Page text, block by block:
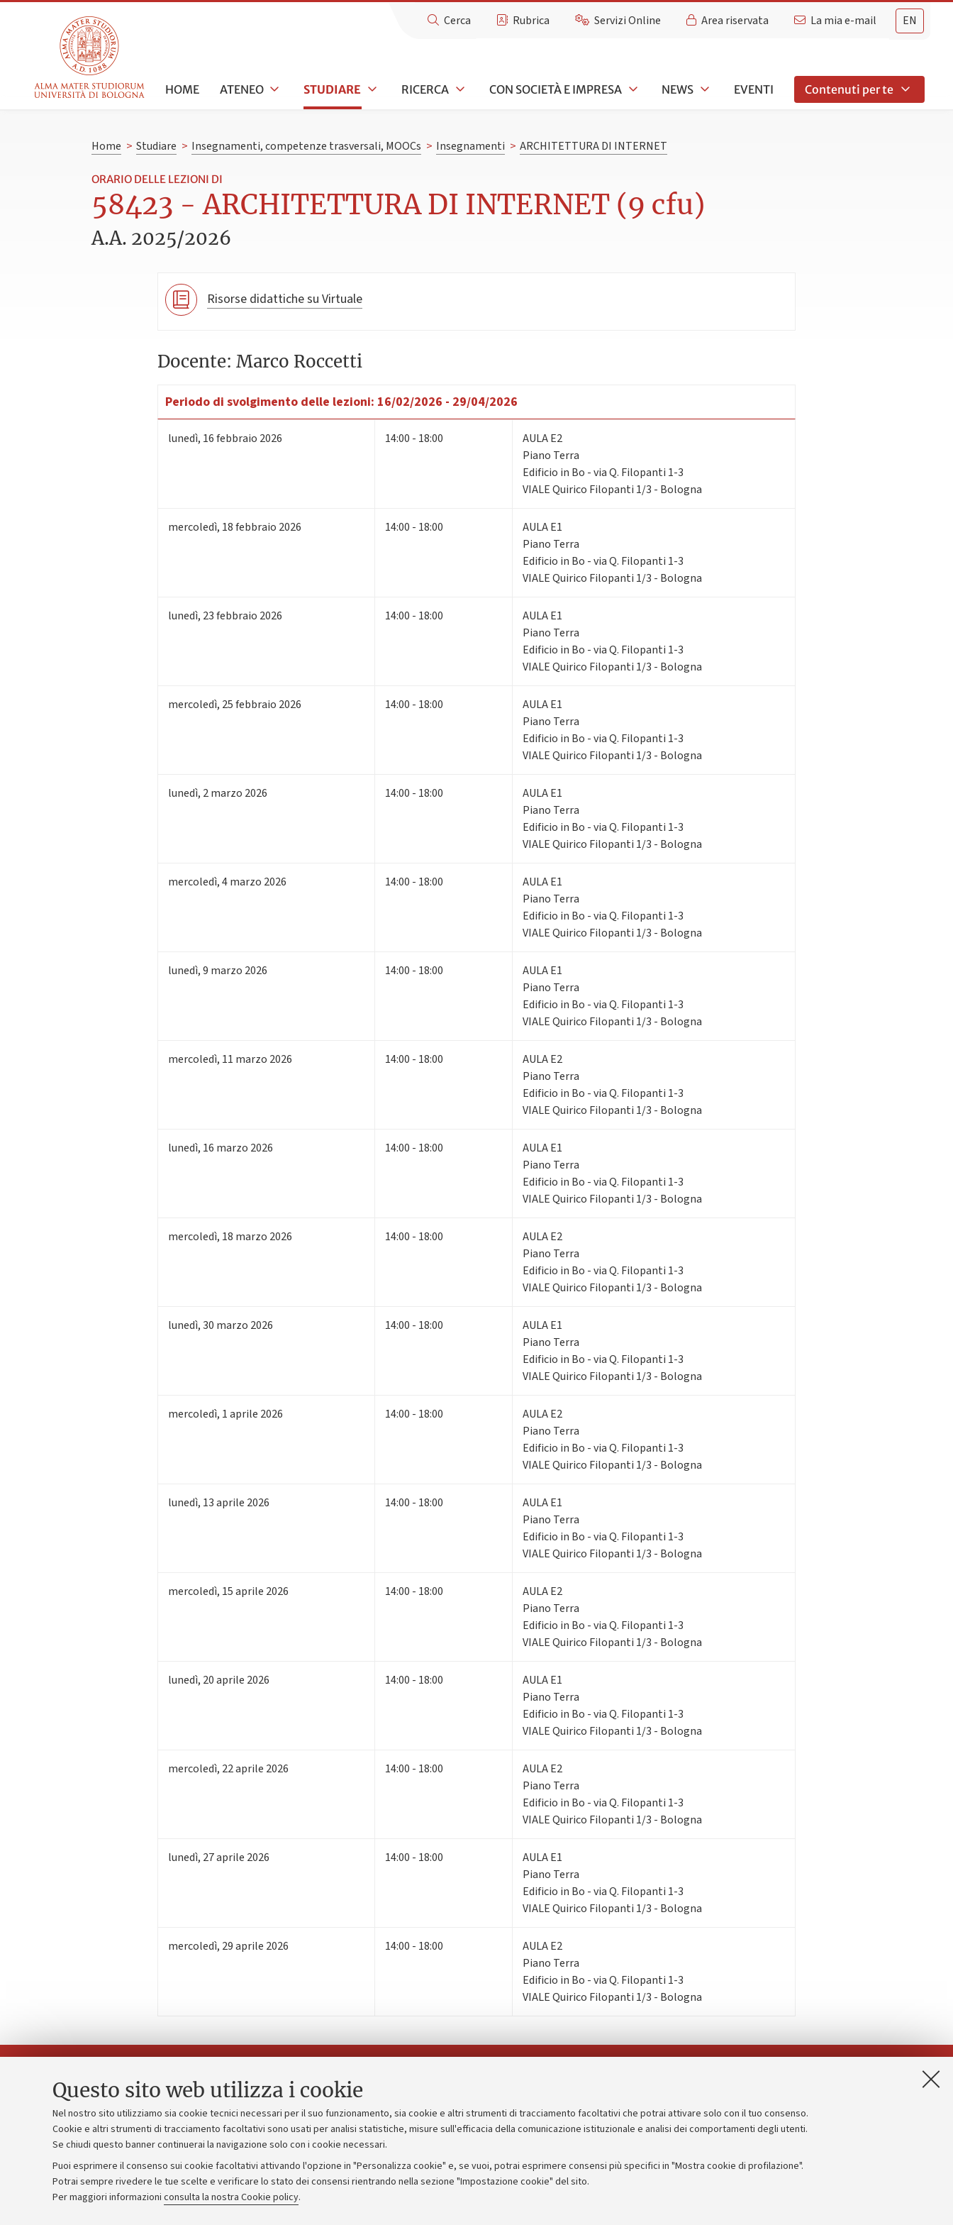
Questo sito web utilizza i cookie
Nel nostro sito utilizziamo sia cookie tecnici necessari per il suo funzionamento, sia cookie e altri strumenti di tracciamento facoltativi che potrai attivare solo con il tuo consenso.
Cookie e altri strumenti di tracciamento facoltativi sono usati per analisi statistiche, misure sull'efficacia della comunicazione istituzionale e analisi dei comportamenti degli utenti.
Se chiudi questo banner continuerai la navigazione solo con i cookie necessari.
Puoi esprimere il consenso sui cookie facoltativi attivando l'opzione in "Personalizza cookie" e, se vuoi, potrai esprimere consensi più specifici in "Mostra cookie di profilazione".
Potrai sempre rivedere le tue scelte e verificare lo stato dei consensi rientrando nella sezione "Impostazione cookie" del sito.
Per maggiori informazioni consulta la nostra Cookie policy.
EN
Cerca Rubrica Servizi Online Area riservata La mia e-mail
HOME ATENEO STUDIARE RICERCA CON SOCIETÀ E IMPRESA NEWS EVENTI Contenuti per te
Home > Studiare > Insegnamenti, competenze trasversali, MOOCs > Insegnamenti > ARCHITETTURA DI INTERNET
ORARIO DELLE LEZIONI DI
58423 - ARCHITETTURA DI INTERNET (9 cfu)
A.A. 2025/2026
Risorse didattiche su Virtuale
Docente: Marco Roccetti
Periodo di svolgimento delle lezioni: 16/02/2026 - 29/04/2026
lunedì, 16febbraio 2026 14:00 - 18:00
AULA E2
Piano Terra
Edificio in Bo - via Q. Filopanti 1-3
VIALE Quirico Filopanti 1/3 - Bologna
mercoledì, 18febbraio 2026 14:00 - 18:00
AULA E1
Piano Terra
Edificio in Bo - via Q. Filopanti 1-3
VIALE Quirico Filopanti 1/3 - Bologna
lunedì, 23febbraio 2026 14:00 - 18:00
AULA E1
Piano Terra
Edificio in Bo - via Q. Filopanti 1-3
VIALE Quirico Filopanti 1/3 - Bologna
mercoledì, 25febbraio 2026 14:00 - 18:00
AULA E1
Piano Terra
Edificio in Bo - via Q. Filopanti 1-3
VIALE Quirico Filopanti 1/3 - Bologna
lunedì, 2marzo 2026 14:00 - 18:00
AULA E1
Piano Terra
Edificio in Bo - via Q. Filopanti 1-3
VIALE Quirico Filopanti 1/3 - Bologna
mercoledì,4marzo 2026 14:00 - 18:00
AULA E1
Piano Terra
Edificio in Bo - via Q. Filopanti 1-3
VIALE Quirico Filopanti 1/3 - Bologna
lunedì,9 marzo 2026 14:00 - 18:00
AULA E1
Piano Terra
Edificio in Bo - via Q. Filopanti 1-3
VIALE Quirico Filopanti 1/3 - Bologna
mercoledì, 11 marzo 2026 14:00 - 18:00
AULA E2
Piano Terra
Edificio in Bo - via Q. Filopanti 1-3
VIALE Quirico Filopanti 1/3 - Bologna
lunedì, 16 marzo 2026 14:00 - 18:00
AULA E1
Piano Terra
Edificio in Bo - via Q. Filopanti 1-3
VIALE Quirico Filopanti 1/3 - Bologna
mercoledì, 18 marzo 2026 14:00 - 18:00
AULA E2
Piano Terra
Edificio in Bo - via Q. Filopanti 1-3
VIALE Quirico Filopanti 1/3 - Bologna
lunedì,30 marzo 2026 14:00 - 18:00
AULA E1
Piano Terra
Edificio in Bo - via Q. Filopanti 1-3
VIALE Quirico Filopanti 1/3 - Bologna
mercoledì, 1aprile 2026 14:00 - 18:00
AULA E2
Piano Terra
Edificio in Bo - via Q. Filopanti 1-3
VIALE Quirico Filopanti 1/3 - Bologna
lunedì, 13aprile 2026 14:00 - 18:00
AULA E1
Piano Terra
Edificio in Bo - via Q. Filopanti 1-3
VIALE Quirico Filopanti 1/3 - Bologna
mercoledì, 15aprile 2026 14:00 - 18:00
AULA E2
Piano Terra
Edificio in Bo - via Q. Filopanti 1-3
VIALE Quirico Filopanti 1/3 - Bologna
lunedì, 20aprile 2026 14:00 - 18:00
AULA E1
Piano Terra
Edificio in Bo - via Q. Filopanti 1-3
VIALE Quirico Filopanti 1/3 - Bologna
mercoledì, 22aprile 2026 14:00 - 18:00
AULA E2
Piano Terra
Edificio in Bo - via Q. Filopanti 1-3
VIALE Quirico Filopanti 1/3 - Bologna
lunedì, 27aprile 2026 14:00 - 18:00
AULA E1
Piano Terra
Edificio in Bo - via Q. Filopanti 1-3
VIALE Quirico Filopanti 1/3 - Bologna
mercoledì, 29aprile 2026 14:00 - 18:00
AULA E2
Piano Terra
Edificio in Bo - via Q. Filopanti 1-3
VIALE Quirico Filopanti 1/3 - Bologna
Contatti e PEC
Uffici dell'amministrazione generale
Lavora con noi
Alumni community
Piano strategico
Bilanci
Donazioni e 5x1000
Merchandising - UniboStore
Bandi, gare e concorsi
Amministrazione trasparente
Informazioni sul sito e accessibilità
Privacy e note legali